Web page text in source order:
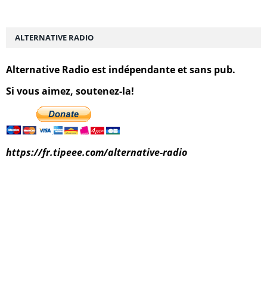
ALTERNATIVE RADIO
Alternative Radio est indépendante et sans pub.
Si vous aimez, soutenez-la!
https://fr.tipeee.com/alternative-radio